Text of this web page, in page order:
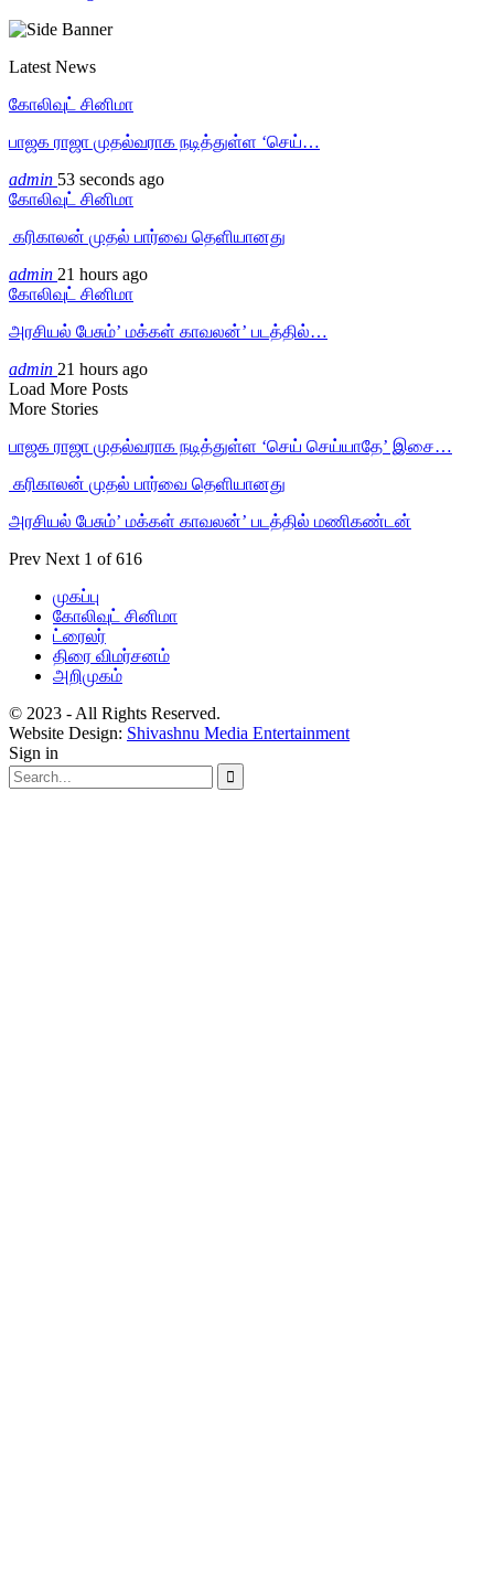
Latest News
கோலிவுட் சினிமா
பாஜக ராஜா முதல்வராக நடித்துள்ள ‘செய்…
admin 53 seconds ago
கோலிவுட் சினிமா
‎ கரிகாலன் முதல் பார்வை தெளியானது
admin 21 hours ago
கோலிவுட் சினிமா
அரசியல் பேசும்’ மக்கள் காவலன்’ படத்தில்…
admin 21 hours ago
Load More Posts
More Stories
பாஜக ராஜா முதல்வராக நடித்துள்ள ‘செய் செய்யாதே’ இசை…
‎ கரிகாலன் முதல் பார்வை தெளியானது
அரசியல் பேசும்’ மக்கள் காவலன்’ படத்தில் மணிகண்டன்
Prev Next 1 of 616
முகப்பு
கோலிவுட் சினிமா
ட்ரைலர்
திரை விமர்சனம்
அறிமுகம்
© 2023 - All Rights Reserved.
Website Design: Shivashnu Media Entertainment
Sign in